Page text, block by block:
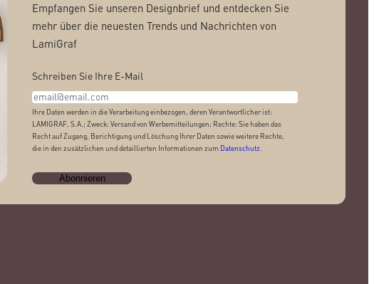
Empfangen Sie unseren Designbrief und entdecken Sie
mehr über die neuesten Trends und Nachrichten von
LamiGraf
Schreiben Sie Ihre E-Mail
Ihre Daten werden in die Verarbeitung einbezogen, deren Verantwortlicher ist:
LAMIGRAF, S.A.; Zweck: Versand von Werbemitteilungen; Rechte: Sie haben das
Recht auf Zugang, Berichtigung und Löschung Ihrer Daten sowie weitere Rechte,
die in den zusätzlichen und detaillierten Informationen zum Datenschutz